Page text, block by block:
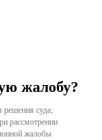
жалобу?
решения суда;
рассмотрении
жалобы